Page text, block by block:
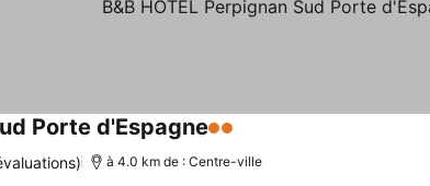
Porte d'Espagne2 Étoiles
à 4.0 km de : Centre-ville